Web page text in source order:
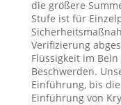
die größere
Stufe ist für
Verifizierung
Flüssigkeit im
Beschwerden.
Einführung, bis
Einführung von